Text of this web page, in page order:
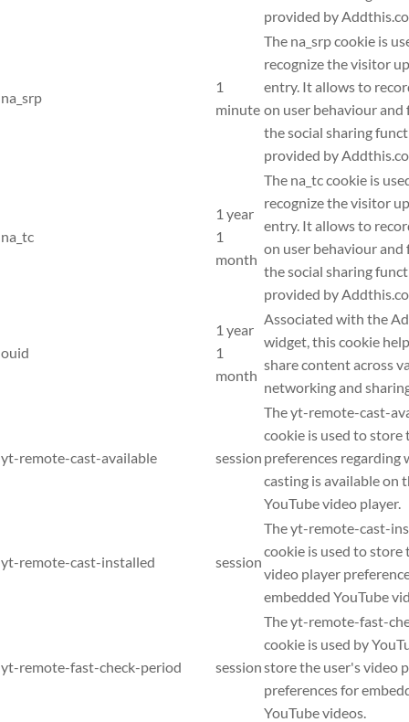
provided by
na_srp
1
minute
The na_srp cookie is
recognize the visitor
entry. It allows to
on user behaviour and
the social sharing
provided by
na_tc
1 year
1
month
The na_tc cookie is
recognize the visitor
entry. It allows to
on user behaviour and
the social sharing
provided by
ouid
1 year
1
month
Associated with the
widget, this cookie
share content across
networking and
yt-remote-cast-available session
The yt-remote-cast-
cookie is used to store
preferences regarding
casting is available on
YouTube video player.
yt-remote-cast-installed session
The yt-remote-cast-
cookie is used to store
video player
embedded YouTube
yt-remote-fast-check-period session
The yt-remote-fast-
cookie is used by
store the user's video
preferences for
YouTube videos.